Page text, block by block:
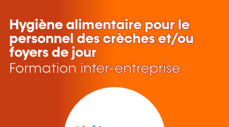
Hygiène alimentaire pour le
personnel des crèches et/ou
foyers de jour
Formation inter-entreprise